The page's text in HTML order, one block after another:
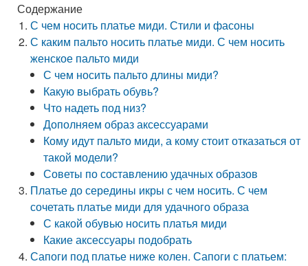
Содержание
С чем носить платье миди. Стили и фасоны
С каким пальто носить платье миди. С чем носить
женское пальто миди
С чем носить пальто длины миди?
Какую выбрать обувь?
Что надеть под низ?
Дополняем образ аксессуарами
Кому идут пальто миди, а кому стоит отказаться от
такой модели?
Советы по составлению удачных образов
Платье до середины икры с чем носить. С чем
сочетать платье миди для удачного образа
С какой обувью носить платья миди
Какие аксессуары подобрать
Сапоги под платье ниже колен. Сапоги с платьем: